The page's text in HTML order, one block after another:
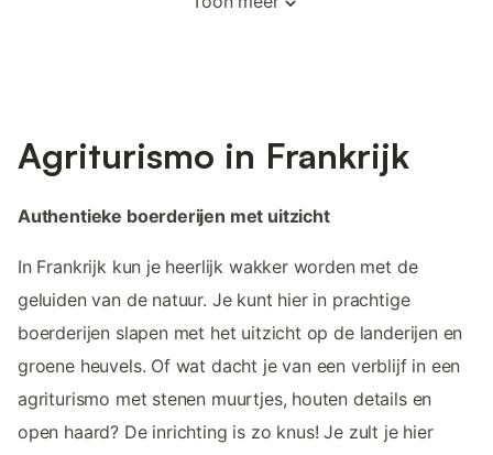
Agriturismo in Frankrijk
Authentieke boerderijen met uitzicht
In Frankrijk kun je heerlijk wakker worden met de
geluiden van de natuur. Je kunt hier in prachtige
boerderijen slapen met het uitzicht op de landerijen en
groene heuvels. Of wat dacht je van een verblijf in een
agriturismo met stenen muurtjes, houten details en
open haard? De inrichting is zo knus! Je zult je hier